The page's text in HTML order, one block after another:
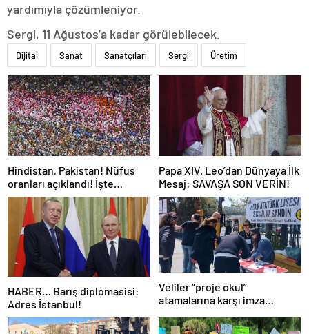
yardımıyla çözümleniyor.
Sergi, 11 Ağustos’a kadar görülebilecek.
Dijital Sanat Sanatçıları Sergi Üretim
Hindistan, Pakistan! Nüfus
oranları açıklandı! İşte
Dünyanın en kalabalık ülkesi!
Dünya haritası ülkeler!
Papa XIV. Leo’dan Dünyaya İlk
Mesaj: SAVAŞA SON VERİN!
HABER… Barış diplomasisi:
Adres İstanbul!
Veliler “proje okul”
atamalarına karşı imza